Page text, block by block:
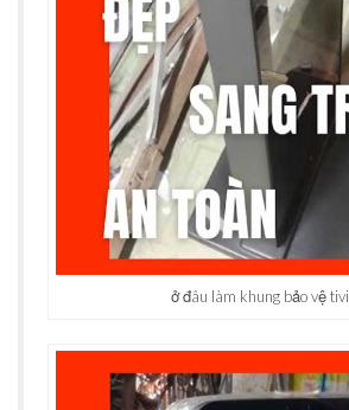
ở đâu làm khung bảo vệ tivi